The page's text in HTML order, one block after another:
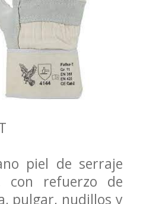
piel de serraje
con refuerzo de
pulgar, nudillos y